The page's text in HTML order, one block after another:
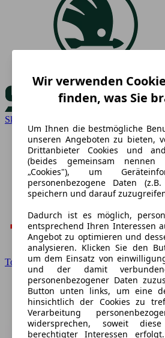
Skoda
Toyota
Wir verwenden
finden, was Sie
Um Ihnen die bestmögliche
unseren Angeboten zu bieten,
Drittanbieter Cookies und
(beides gemeinsam nennen
„Cookies"), um
personenbezogene Daten
speichern und darauf
Dadurch ist es möglich,
entsprechend Ihren Interessen
Angebot zu optimieren und
analysieren. Klicken Sie den
um dem Einsatz von
und der damit
personenbezogener Daten
Button unten links, um eine
hinsichtlich der Cookies zu
Verarbeitung
widersprechen, soweit
berechtigter Interessen